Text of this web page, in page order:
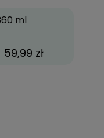
ml
59,99 zł